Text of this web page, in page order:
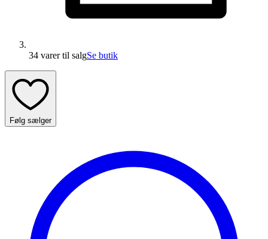
34 varertil salgSe butik
Følg sælger